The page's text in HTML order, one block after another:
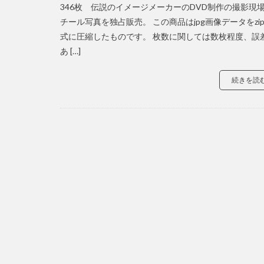
346枚 伝説のイメージメーカーのDVD制作の撮影現
チール写真を独占販売。 この商品はjpg画像データを
式に圧縮したものです。 枚数に関しては数枚程度、誤
あ […]
続きを読